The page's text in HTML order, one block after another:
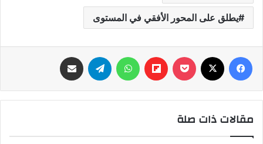
يطلق على المحور الأفقي في المستوى
فيسبوك ‫Pocket
Flipboard واتساب تيلقرام
مقالات ذات صلة